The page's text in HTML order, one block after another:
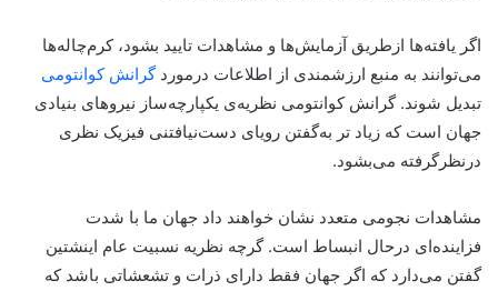
اگر یافته‌ها ازطریق آزمایش‌ها و مشاهدات تایید بشود، کرم‌چاله‌ها
می‌توانند به منبع ارزشمندی از اطلاعات درموردگرانش کوانتومی
تبدیل شوند. گرانش کوانتومی‌ نظریه‌ی یکپارچه‌ساز نیروهای بنیادی
جهان است که زیاد تر به‌گفتن رویای دست‌نیافتنی فیزیک نظری
درنظرگرفته می‌بشود.
مشاهدات نجومی متعدد نشان خواهند داد جهان ما با شدت
فزاینده‌ای درحال انبساط است. گرچه نظریه نسبیت عام اینشتین
گفتن می‌دارد که اگر جهان فقط دارای ذرات و تشعشاتی باشد که